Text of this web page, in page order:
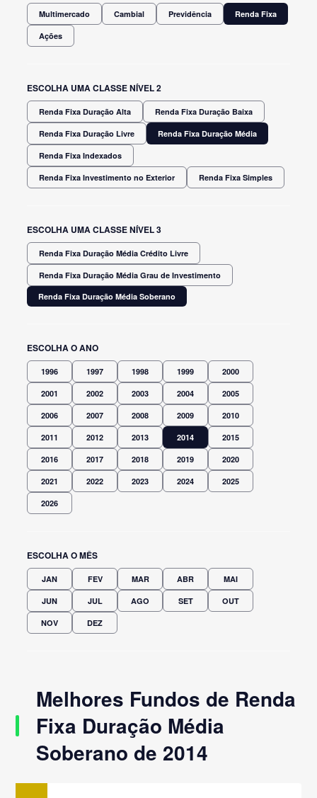
Multimercado Cambial Previdência Renda Fixa
Ações
ESCOLHA UMA CLASSE NÍVEL 2
Renda Fixa Duração Alta Renda Fixa Duração Baixa
Renda Fixa Duração Livre Renda Fixa Duração Média
Renda Fixa Indexados
Renda Fixa Investimento no Exterior Renda Fixa Simples
ESCOLHA UMA CLASSE NÍVEL 3
Renda Fixa Duração Média Crédito Livre
Renda Fixa Duração Média Grau de Investimento
Renda Fixa Duração Média Soberano
ESCOLHA O ANO
1996 1997 1998 1999 2000
2001 2002 2003 2004 2005
2006 2007 2008 2009 2010
2011 2012 2013 2014 2015
2016 2017 2018 2019 2020
2021 2022 2023 2024 2025
2026
ESCOLHA O MÊS
JAN FEV MAR ABR MAI
JUN JUL AGO SET OUT
NOV DEZ
Melhores Fundos de Renda
Fixa Duração Média
Soberano de 2014